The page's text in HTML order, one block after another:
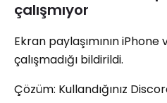
çalışmıyor
Ekran paylaşımının
çalışmadığı bildirildi.
Çözüm: Kullandığınız